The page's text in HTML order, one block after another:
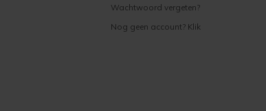
Wachtwoord vergeten?
Nog geen account? Klik